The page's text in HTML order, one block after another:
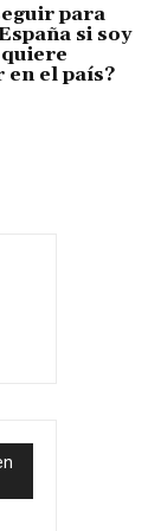
para
si soy
el país?